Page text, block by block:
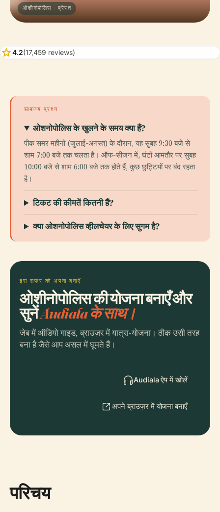
ओशीनोपोलिस · ब्रैस्त
star4.2(17,459 reviews)
सामान्य प्रश्न
ओशनोपोलिस के खुलने के समय क्या हैं?
पीक समर महीनों (जुलाई-अगस्त) के दौरान, यह सुबह 9:30 बजे से
शाम 7:00 बजे तक चलता है। ऑफ-सीजन में, घंटों आमतौर पर सुबह
10:00 बजे से शाम 6:00 बजे तक होते हैं, कुछ छुट्टियों पर बंद रहता
है।
टिकट की कीमतें कितनी हैं?
क्या ओशनोपोलिस व्हीलचेयर के लिए सुगम है?
इस सफर को अपना बनाएँ
ओशीनोपोलिस की योजना बनाएँ और
सुनेंAudiala के साथ।
जेब में ऑडियो गाइड, ब्राउज़र में यात्रा-योजना। ठीक उसी तरह
बना है जैसे आप असल में घूमते हैं।
Audiala ऐप में खोलें
अपने ब्राउज़र में योजना बनाएँ
परिचय